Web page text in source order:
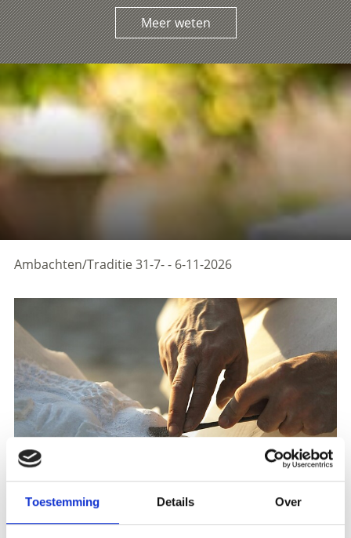
Toestemming Details Over
Meer weten
Ambachten/Traditie31-7- - 6-11-2026